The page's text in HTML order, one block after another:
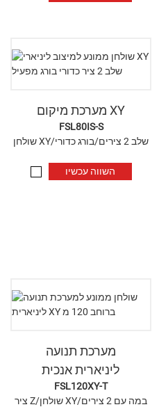
מערכת מיקום XY
FSL80IS-S
שולחן XY/שלב 2 צירים/בורג כדורי
השווה עכשיו
מערכת תנועה
ליניארית אנכית
FSL120XY-T
ציר Z/שולחן XY/במה עם 2 צירים